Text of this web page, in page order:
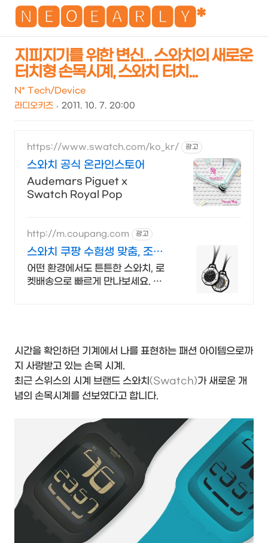
🅽🅴🅾🅴🅰🆁🅻🆈*
지피지기를 위한 변신... 스와치의 새로운
터치형 손목시계, 스와치 터치...
N* Tech/Device
라디오키즈
2011. 10. 7. 20:00
https://www.swatch.com/ko_kr/ 광고
스와치 공식 온라인스토어
Audemars Piguet x
Swatch Royal Pop
http://m.coupang.com 광고
스와치 쿠팡 수험생 맞춤, 조용
한 시계
어떤 환경에서도 튼튼한 스와치, 로
켓배송으로 빠르게 만나보세요. 운
시간을 확인하던 기계에서 나를 표현하는 패션 아이템으로까
지 사랑받고 있는 손목 시계.
최근 스위스의 시계 브랜드 스와치 (Swatch)가 새로운 개
념의 손목시계를 선보였다고 합니다.